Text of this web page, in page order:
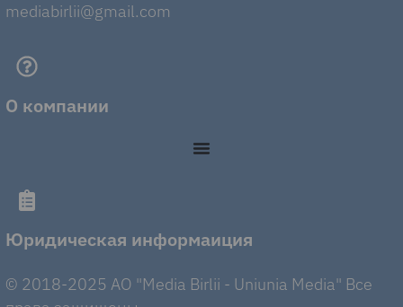
mediabirlii@gmail.com
О компании
Юридическая информаиция
© 2018-2025 AO "Media Birlii - Uniunia Media" Все